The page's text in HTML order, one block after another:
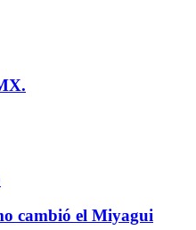
cambió el Miyagui